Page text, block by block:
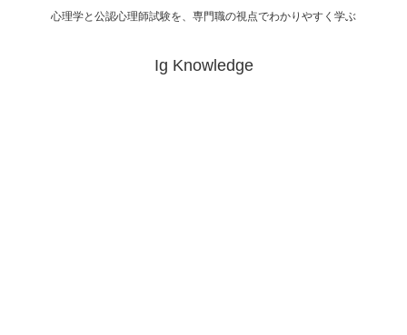
心理学と公認心理師試験を、専門職の視点でわかりやすく学ぶ
Ig Knowledge